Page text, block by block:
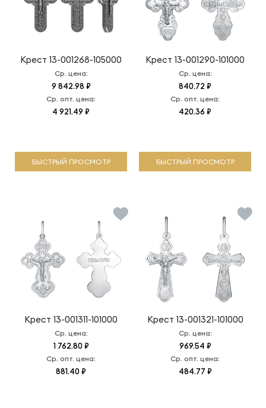
Крест 13-001268-105000
Ср. цена:
9 842.98 ₽
Ср. опт. цена:
4 921.49 ₽
БЫСТРЫЙ ПРОСМОТР
Крест 13-001290-101000
Ср. цена:
840.72 ₽
Ср. опт. цена:
420.36 ₽
БЫСТРЫЙ ПРОСМОТР
Крест 13-001311-101000
Ср. цена:
1 762.80 ₽
Ср. опт. цена:
881.40 ₽
Крест 13-001321-101000
Ср. цена:
969.54 ₽
Ср. опт. цена:
484.77 ₽